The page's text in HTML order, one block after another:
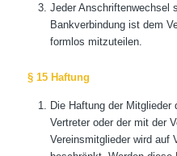
Jeder Anschriftenwechsel
Bankverbindung ist dem
formlos mitzuteilen.
§ 15 Haftung
Die Haftung der Mitglieder
Vertreter oder der mit der
Vereinsmitglieder wird auf